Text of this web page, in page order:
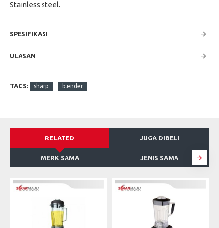
Stainless steel.
SPESIFIKASI
ULASAN
TAGS: sharp blender
RELATED JUGA DIBELI
MERK SAMA JENIS SAMA